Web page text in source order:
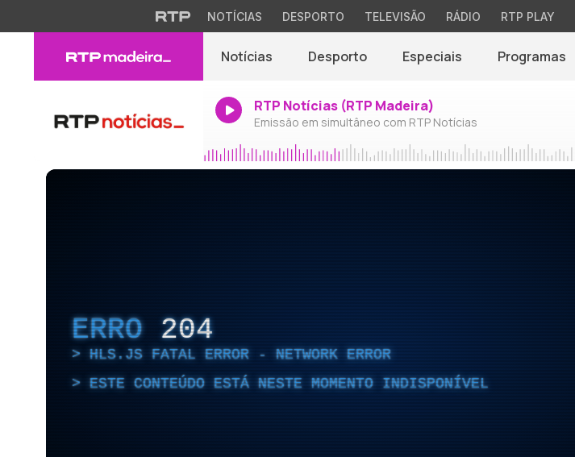
NOTÍCIAS DESPORTO TELEVISÃO RÁDIO RTP PLAY
Notícias Desporto Especiais Programas
RTP Notícias (RTP Madeira)
Emissão em simultâneo com RTP Notícias
ERRO 204
HLS.JS FATAL ERROR - NETWORK ERROR
ESTE CONTEÚDO ESTÁ NESTE MOMENTO INDISPONÍVEL